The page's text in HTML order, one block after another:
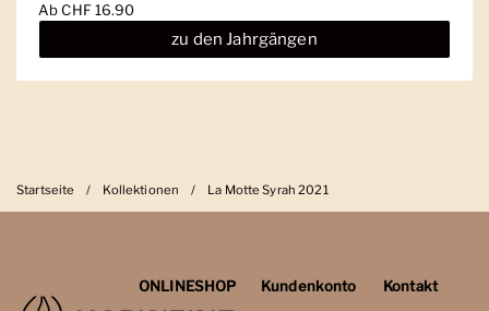
AbCHF 16.90
zu den Jahrgängen
Startseite / Kollektionen / La Motte Syrah 2021
ONLINESHOP
Kundenkonto
Kontakt